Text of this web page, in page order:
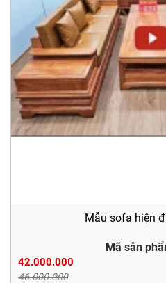
Mẫu sofa hiện
Mã sản
42.000.000
46.000.000